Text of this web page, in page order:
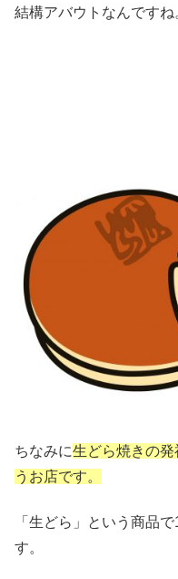
結構アバウトなんですね
ちなみに生どら焼きの
うお店です。
「生どら」という商品
す。